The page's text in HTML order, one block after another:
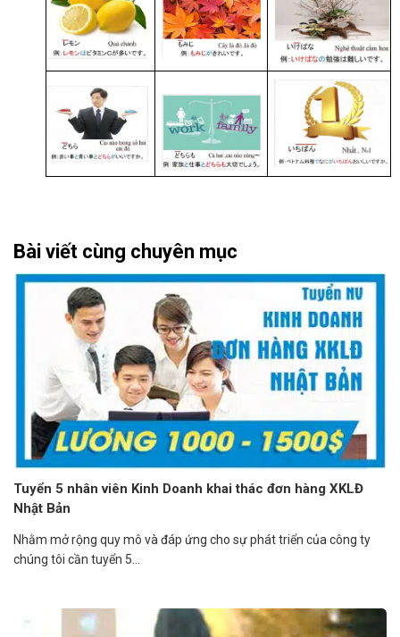
Bài viết cùng chuyên mục
Tuyển 5 nhân viên Kinh Doanh khai thác đơn hàng XKLĐ
Nhật Bản
Nhằm mở rộng quy mô và đáp ứng cho sự phát triển của công ty
chúng tôi cần tuyển 5...